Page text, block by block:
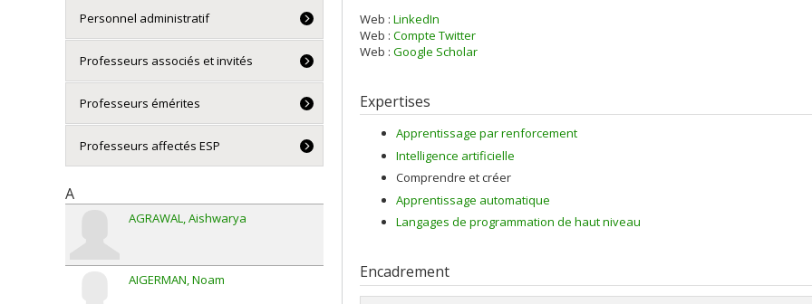
Web : LinkedIn
Web : Compte Twitter
Web : Google Scholar
Expertises
Apprentissage par renforcement
Intelligence artificielle
Comprendre et créer
Apprentissage automatique
Langages de programmation de haut niveau
Encadrement
Personnel administratif
Professeurs associés et invités
Professeurs émérites
Professeurs affectés ESP
A
AGRAWAL Aishwarya
AIGERMAN Noam